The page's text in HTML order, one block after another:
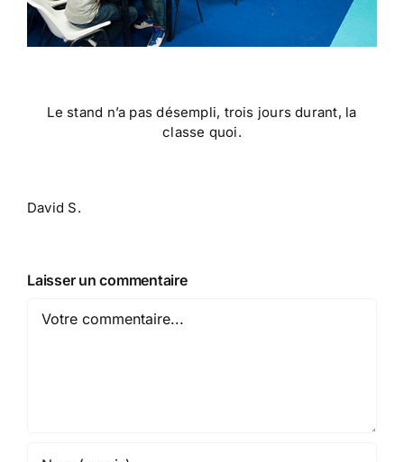
Le stand n’a pas désempli, trois jours durant, la
classe quoi.
David S.
Laisser un commentaire